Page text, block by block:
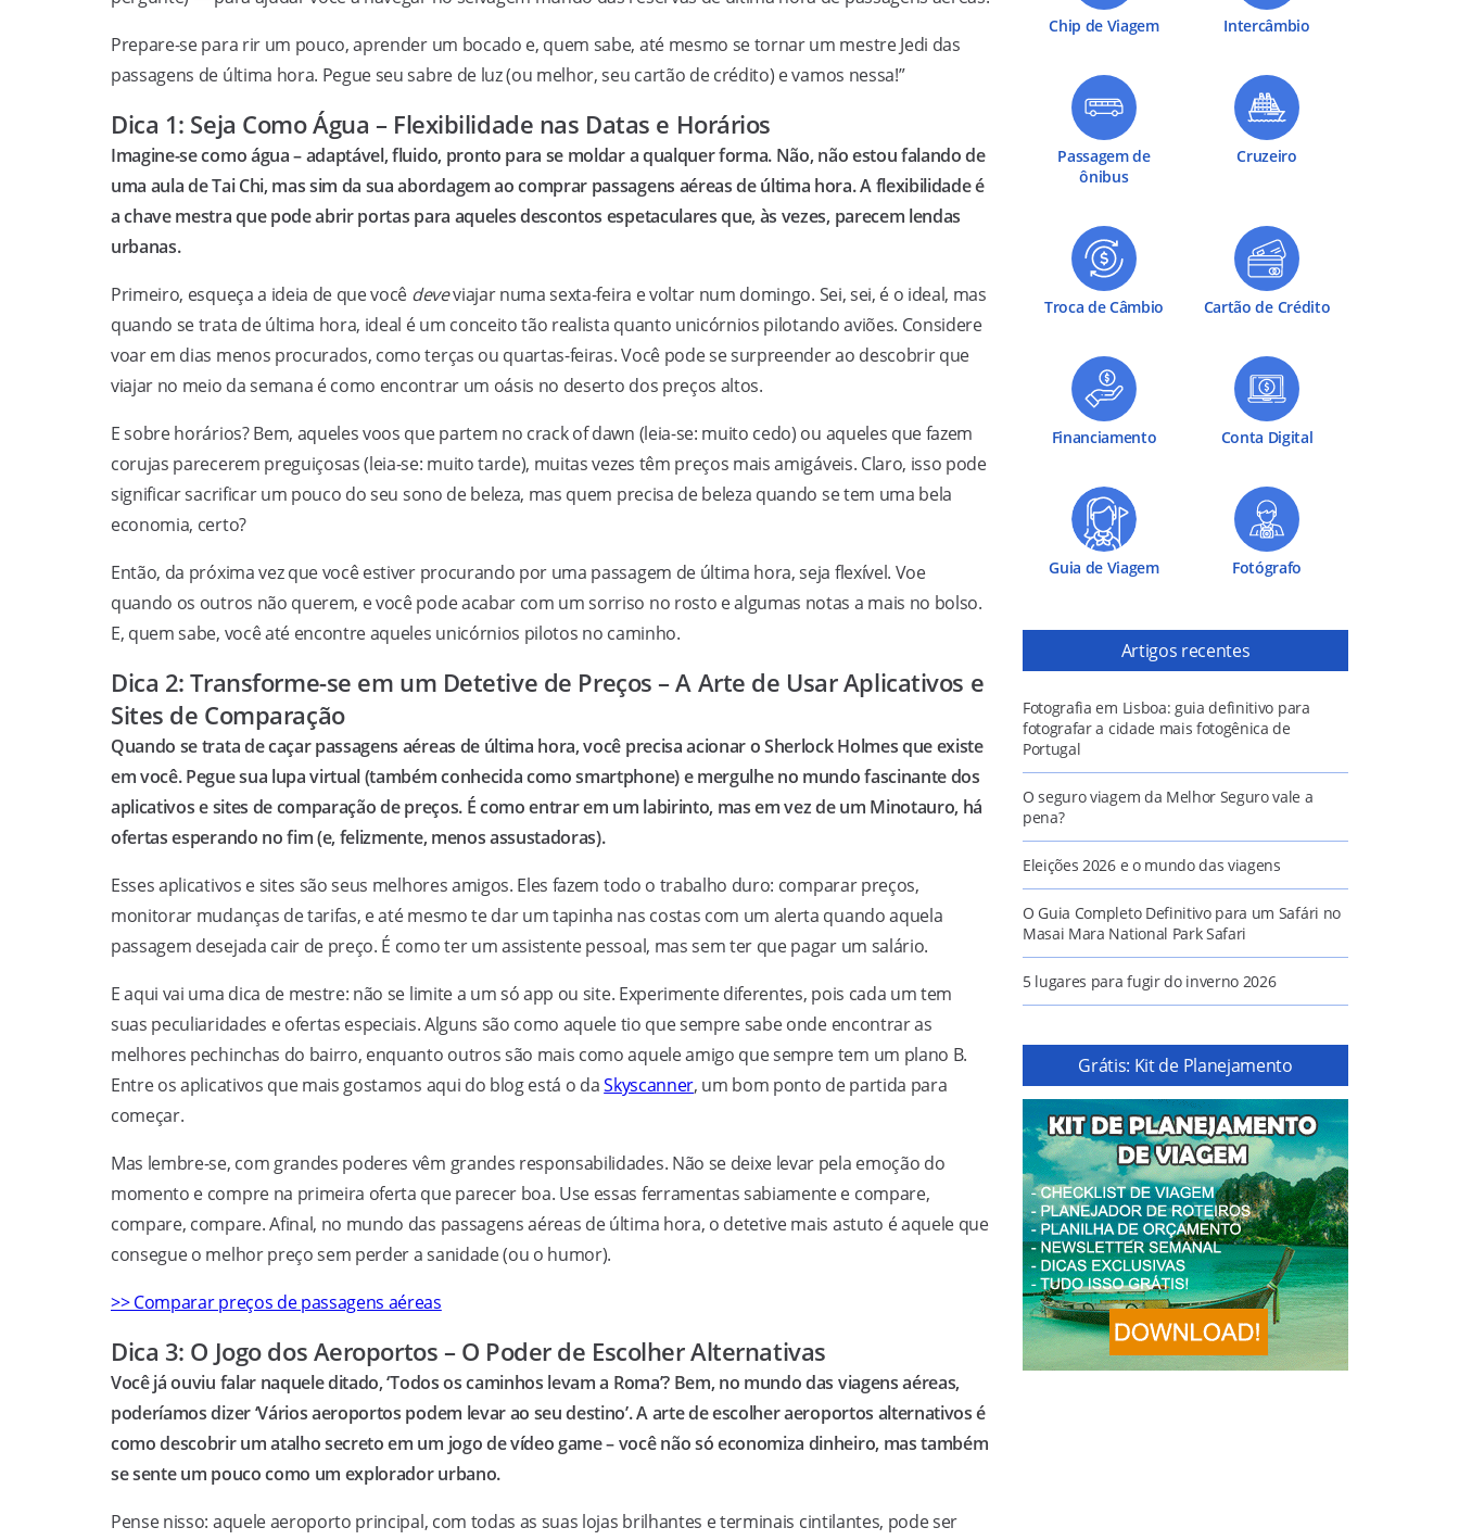
Prepare-se para rir um pouco, aprender um bocado e, quem sabe, até mesmo se tornar um mestre Jedi das
passagens de última hora. Pegue seu sabre de luz (ou melhor, seu cartão de crédito) e vamos nessa!”
Dica 1: Seja Como Água – Flexibilidade nas Datas e Horários
Imagine-se como água – adaptável, fluido, pronto para se moldar a qualquer forma. Não, não estou falando de
uma aula de Tai Chi, mas sim da sua abordagem ao comprar passagens aéreas de última hora. A flexibilidade é
a chave mestra que pode abrir portas para aqueles descontos espetaculares que, às vezes, parecem lendas
urbanas.
Primeiro, esqueça a ideia de que você deveviajar numa sexta-feira e voltar num domingo. Sei, sei, é o ideal, mas
quando se trata de última hora, ideal é um conceito tão realista quanto unicórnios pilotando aviões. Considere
voar em dias menos procurados, como terças ou quartas-feiras. Você pode se surpreender ao descobrir que
viajar no meio da semana é como encontrar um oásis no deserto dos preços altos.
E sobre horários? Bem, aqueles voos que partem no crack of dawn (leia-se: muito cedo) ou aqueles que fazem
corujas parecerem preguiçosas (leia-se: muito tarde), muitas vezes têm preços mais amigáveis. Claro, isso pode
significar sacrificar um pouco do seu sono de beleza, mas quem precisa de beleza quando se tem uma bela
economia, certo?
Então, da próxima vez que você estiver procurando por uma passagem de última hora, seja flexível. Voe
quando os outros não querem, e você pode acabar com um sorriso no rosto e algumas notas a mais no bolso.
E, quem sabe, você até encontre aqueles unicórnios pilotos no caminho.
Dica 2: Transforme-se em um Detetive de Preços – A Arte de Usar Aplicativos e
Sites de Comparação
Quando se trata de caçar passagens aéreas de última hora, você precisa acionar o Sherlock Holmes que existe
em você. Pegue sua lupa virtual (também conhecida como smartphone) e mergulhe no mundo fascinante dos
aplicativos e sites de comparação de preços. É como entrar em um labirinto, mas em vez de um Minotauro, há
ofertas esperando no fim (e, felizmente, menos assustadoras).
Esses aplicativos e sites são seus melhores amigos. Eles fazem todo o trabalho duro: comparar preços,
monitorar mudanças de tarifas, e até mesmo te dar um tapinha nas costas com um alerta quando aquela
passagem desejada cair de preço. É como ter um assistente pessoal, mas sem ter que pagar um salário.
E aqui vai uma dica de mestre: não se limite a um só app ou site. Experimente diferentes, pois cada um tem
suas peculiaridades e ofertas especiais. Alguns são como aquele tio que sempre sabe onde encontrar as
melhores pechinchas do bairro, enquanto outros são mais como aquele amigo que sempre tem um plano B.
Entre os aplicativos que mais gostamos aqui do blog está o daSkyscanner, um bom ponto de partida para
começar.
Mas lembre-se, com grandes poderes vêm grandes responsabilidades. Não se deixe levar pela emoção do
momento e compre na primeira oferta que parecer boa. Use essas ferramentas sabiamente e compare,
compare, compare. Afinal, no mundo das passagens aéreas de última hora, o detetive mais astuto é aquele que
consegue o melhor preço sem perder a sanidade (ou o humor).
>> Comparar preços de passagens aéreas
Dica 3: O Jogo dos Aeroportos – O Poder de Escolher Alternativas
Você já ouviu falar naquele ditado, ‘Todos os caminhos levam a Roma’? Bem, no mundo das viagens aéreas,
poderíamos dizer ‘Vários aeroportos podem levar ao seu destino’. A arte de escolher aeroportos alternativos é
como descobrir um atalho secreto em um jogo de vídeo game – você não só economiza dinheiro, mas também
se sente um pouco como um explorador urbano.
Pense nisso: aquele aeroporto principal, com todas as suas lojas brilhantes e terminais cintilantes, pode ser
Chip de Viagem Intercâmbio
Passagem de
ônibus
Cruzeiro
Troca de Câmbio Cartão de Crédito
Financiamento Conta Digital
Guia de Viagem Fotógrafo
Artigos recentes
Fotografia em Lisboa: guia definitivo para
fotografar a cidade mais fotogênica de
Portugal
O seguro viagem da Melhor Seguro vale a
pena?
Eleições 2026 e o mundo das viagens
O Guia Completo Definitivo para um Safári no
Masai Mara National Park Safari
5 lugares para fugir do inverno 2026
Grátis: Kit de Planejamento